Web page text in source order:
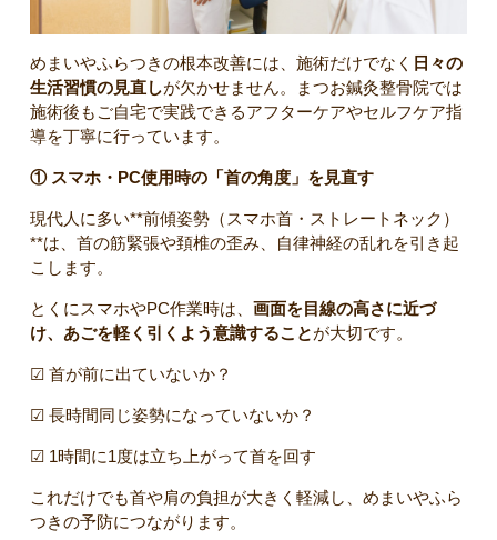
めまいやふらつきの根本改善には、施術だけでなく 日々の
生活習慣の見直しが欠かせません。まつお鍼灸整骨院では
施術後もご自宅で実践できるアフターケアやセルフケア指
導を丁寧に行っています。
① スマホ・PC使用時の「首の角度」を見直す
現代人に多い**前傾姿勢（スマホ首・ストレートネック）
**は、首の筋緊張や頚椎の歪み、自律神経の乱れを引き起
こします。
とくにスマホやPC作業時は、 画面を目線の高さに近づ
け、あごを軽く引くよう意識することが大切です。
☑ 首が前に出ていないか？
☑ 長時間同じ姿勢になっていないか？
☑ 1時間に1度は立ち上がって首を回す
これだけでも首や肩の負担が大きく軽減し、めまいやふら
つきの予防につながります。